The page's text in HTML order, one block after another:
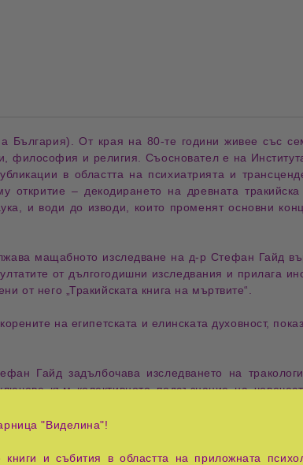
България). От края на 80-те години живее със
философия и религия Съосновател е на
в областта на психиатрията и
откритие – декодирането на древната
, и води до изводи , които променят основни
мащабното изследване на д-р Стефан Гайд
от дългогодишни изследвания и прилага
от него „Тракийската книга на мъртвите“.
корените на египетската и елинската духовност,
Гайд задълбочава изследването на
към колективното подсъзнание на
тракийската цивилизацияе не самопредтеча на
"Виделина"!
и събития в областта на приложната